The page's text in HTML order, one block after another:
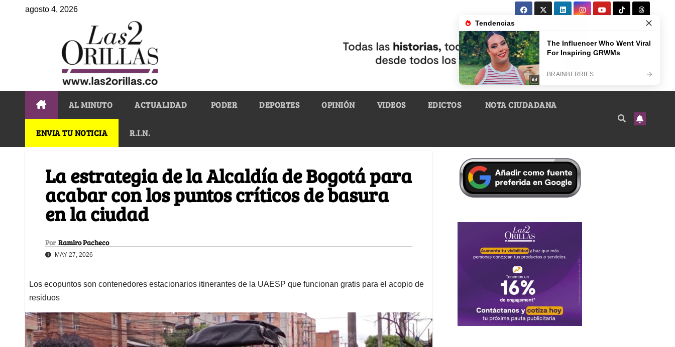
agosto 4, 2026
AL MINUTO ACTUALIDAD PODER DEPORTES OPINIÓN VIDEOS EDICTOS NOTA CIUDADANA
ENVIA TU NOTICIA R.I.N.
La estrategia de la Alcaldía de Bogotá para
acabar con los puntos críticos de basura
en la ciudad
Por Ramiro Pacheco
MAY 27, 2026
Los ecopuntos son contenedores estacionarios itinerantes de la UAESP que funcionan gratis para el acopio de
residuos